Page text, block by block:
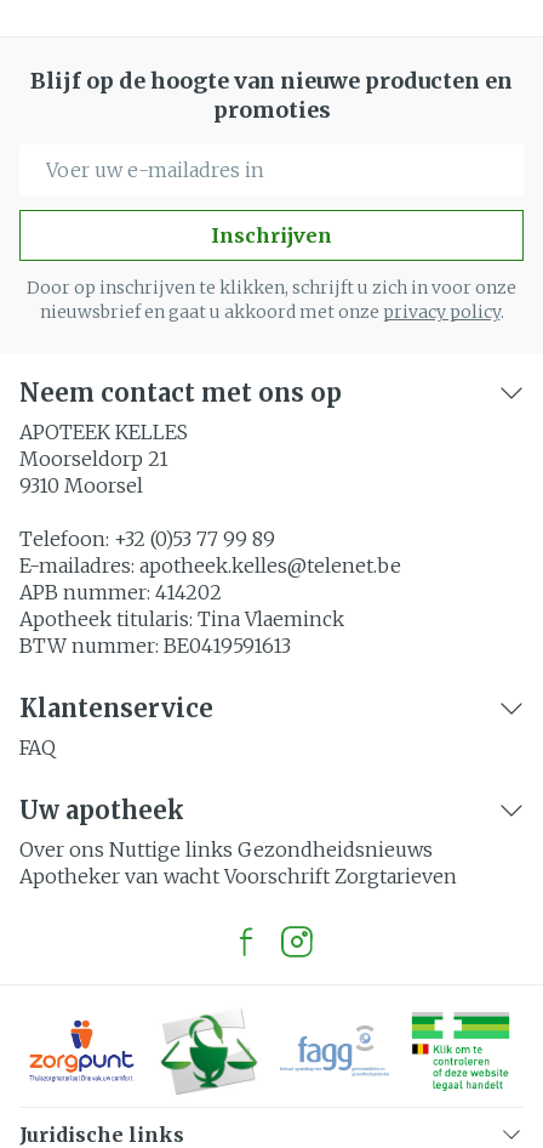
Blijf op de hoogte van nieuwe producten en
promoties
Inschrijven
Door op inschrijven te klikken, schrijft u zich in voor onze
nieuwsbrief en gaat u akkoord met onze privacy policy.
Neem contact met ons op
APOTEEK KELLES
Moorseldorp 21
9310 Moorsel
Telefoon: +32 (0)53 77 99 89
E-mailadres: apotheek.kelles@telenet.be
APB nummer: 414202
Apotheek titularis: Tina Vlaeminck
BTW nummer: BE0419591613
Klantenservice
FAQ
Uw apotheek
Over ons Nuttige links Gezondheidsnieuws
Apotheker van wacht Voorschrift Zorgtarieven
Juridische links